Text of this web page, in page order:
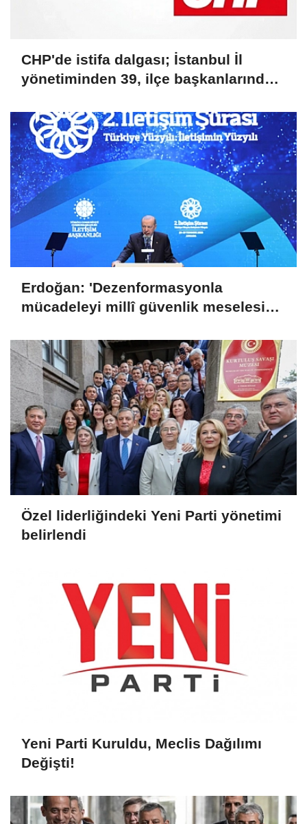
CHP'de istifa dalgası; İstanbul İl
yönetiminden 39, ilçe başkanlarından
Erdoğan: 'Dezenformasyonla
mücadeleyi millî güvenlik meselesi
Özel liderliğindeki Yeni Parti yönetimi
belirlendi
Yeni Parti Kuruldu, Meclis Dağılımı
Değişti!